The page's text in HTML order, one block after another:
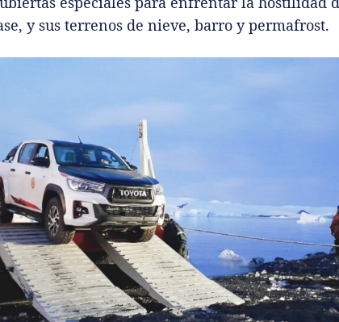
y sus terrenos de nieve, barro y permafrost.